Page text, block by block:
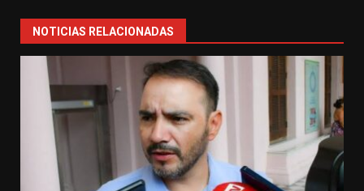
NOTICIAS RELACIONADAS